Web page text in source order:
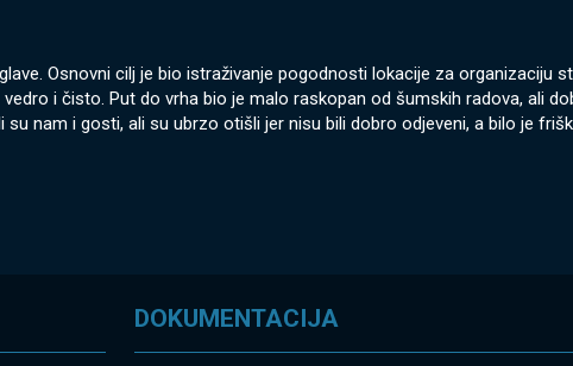
Osnovni cilj je bio istraživanje pogodnosti lokacije za organizaciju
i čisto. Put do vrha bio je malo raskopan od šumskih radova, ali
nam i gosti, ali su ubrzo otišli jer nisu bili dobro odjeveni, a bilo je
DOKUMENTACIJA